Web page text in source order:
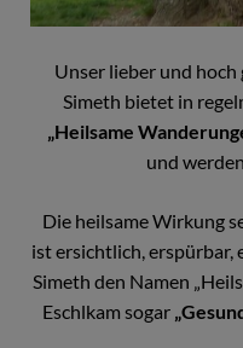
Unser lieber und
Simeth bietet in
„Heilsame
und
Die heilsame Wirkung
ist ersichtlich, erspürbar,
Simeth den Namen
Eschlkam sogar